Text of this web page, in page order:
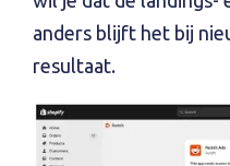
anders blijft het bij
resultaat.